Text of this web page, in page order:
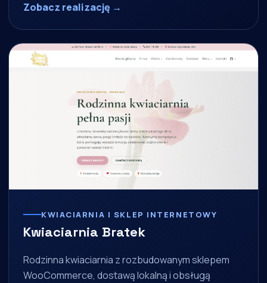
Zobacz realizację →
KWIACIARNIA I SKLEP INTERNETOWY
Kwiaciarnia Bratek
Rodzinna kwiaciarnia z rozbudowanym sklepem
WooCommerce, dostawą lokalną i obsługą